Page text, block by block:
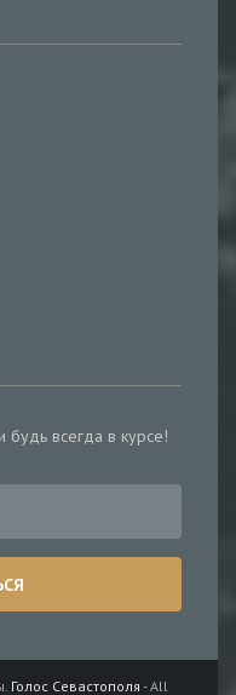
всегда в курсе!
Голос Севастополя - All